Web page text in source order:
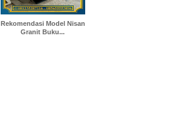
Rekomendasi Model Nisan
Granit Buku...